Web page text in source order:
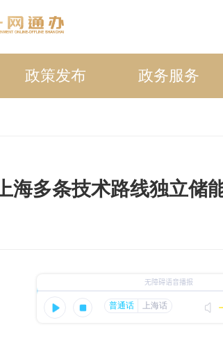
政策发布 政务服务
海多条技术路线独立储